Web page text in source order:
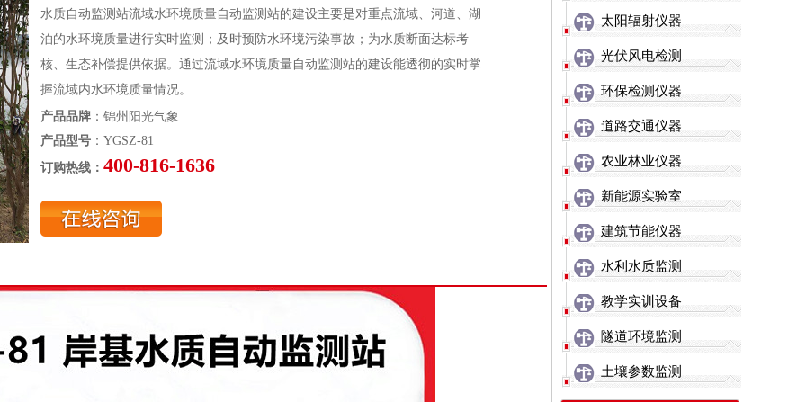
水质自动监测站流域水环境质量自动监测站的建设主要是对重点流域、河道、湖
泊的水环境质量进行实时监测；及时预防水环境污染事故；为水质断面达标考
核、生态补偿提供依据。通过流域水环境质量自动监测站的建设能透彻的实时掌
握流域内水环境质量情况。
产品品牌 ：锦州阳光气象
产品型号 ：YGSZ-81
订购热线： 400-816-1636
太阳辐射仪器
光伏风电检测
环保检测仪器
道路交通仪器
农业林业仪器
新能源实验室
建筑节能仪器
水利水质监测
教学实训设备
隧道环境监测
土壤参数监测